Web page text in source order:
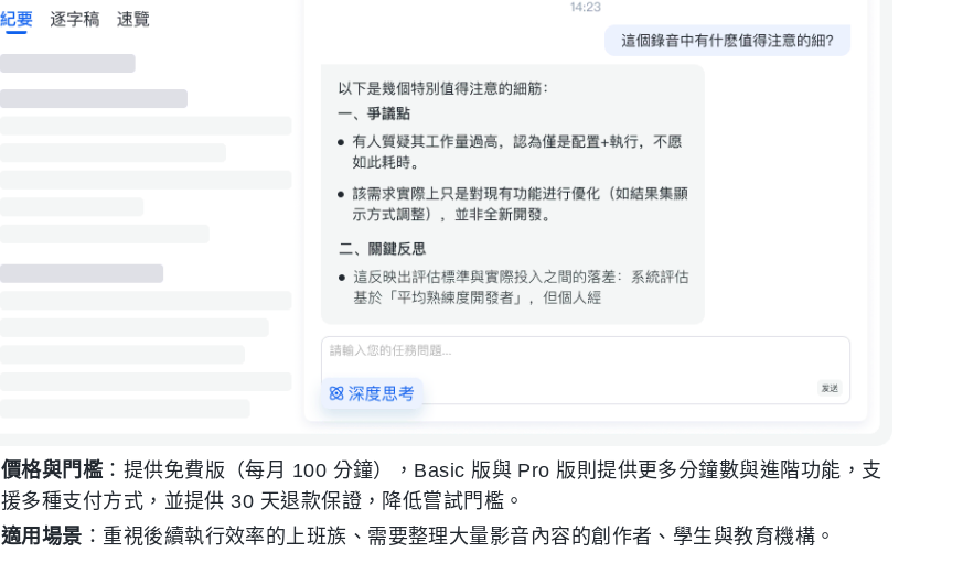
價格與門檻 ：提供免費版（每月 100 分鐘），Basic 版與 Pro 版則提供更多分鐘數與進階功能，支
援多種支付方式，並提供 30 天退款保證，降低嘗試門檻。
適用場景 ：重視後續執行效率的上班族、需要整理大量影音內容的創作者、學生與教育機構。